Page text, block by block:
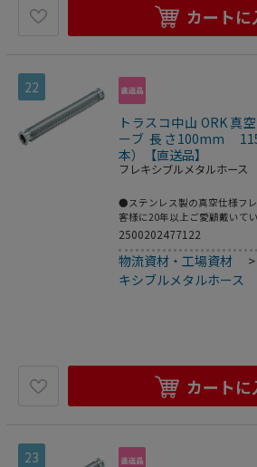
カートに
22
トラスコ中山 ORK 真
ーブ 長さ100mm
本）【直送品】
フレキシブルメタルホース
●ステンレス製の真空仕様フ
客様に20年以上ご愛顧戴いて
用。●全長(mm)：100●フラン
力：FV～大気圧●使用温度範
耐熱温度により異なる)●He
乗]]Pa・[[Ｍ3]]/sec以下●フレ
(SUS316L)●フランジ部：ス
2500202477122
物流資材・工場資材
キシブルメタルホース
カートに
23